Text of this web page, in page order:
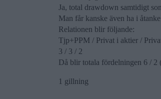
Ja, total drawdown samtidigt
Man får kanske även ha i
Relationen blir följande:
Tjp+PPM / Privat i aktier /
3 / 3 / 2
Då blir totala fördelningen 6 / 2
1 gillning